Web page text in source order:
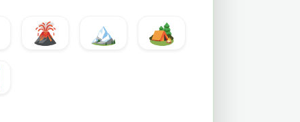
🌋 🏔️
🏕️